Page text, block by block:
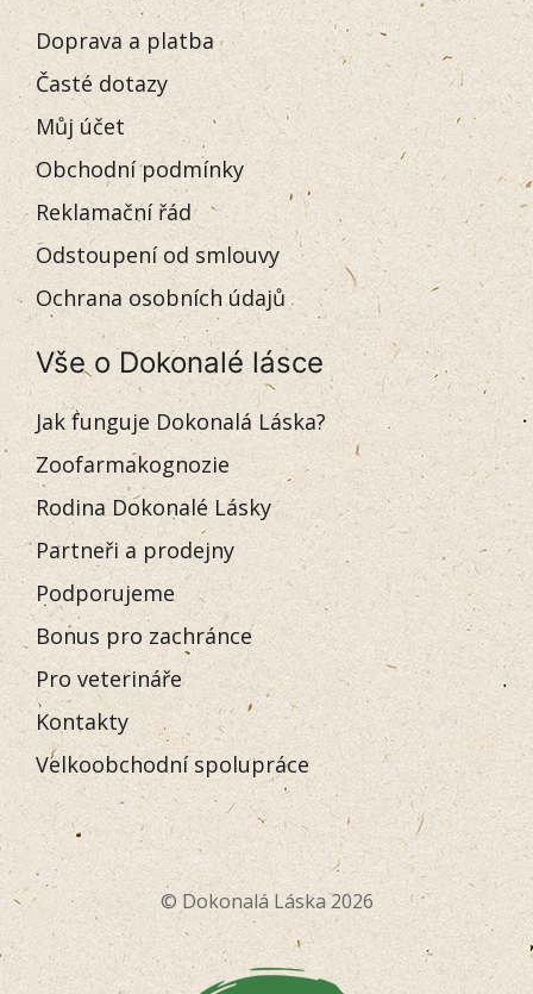
Doprava a platba
Časté dotazy
Můj účet
Obchodní podmínky
Reklamační řád
Odstoupení od smlouvy
Ochrana osobních údajů
Vše o Dokonalé lásce
Jak funguje Dokonalá Láska?
Zoofarmakognozie
Rodina Dokonalé Lásky
Partneři a prodejny
Podporujeme
Bonus pro zachránce
Pro veterináře
Kontakty
Velkoobchodní spolupráce
© Dokonalá Láska 2026